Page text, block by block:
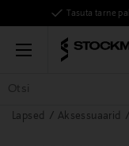
Tasuta tarne
Menu
KÕIK TOOTED NAISED
Lapsed Aksessuaarid